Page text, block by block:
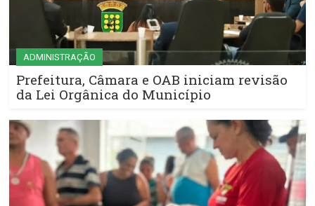
ADMINISTRAÇÃO
Prefeitura, Câmara e OAB iniciam revisão
da Lei Orgânica do Município